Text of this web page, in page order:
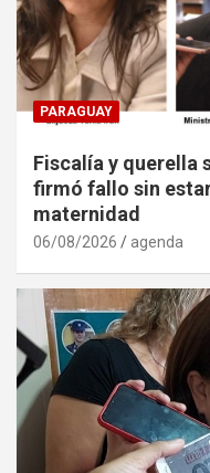
PARAGUAY
Fiscalía y querella
firmó fallo sin
maternidad
06/08/2026 agenda